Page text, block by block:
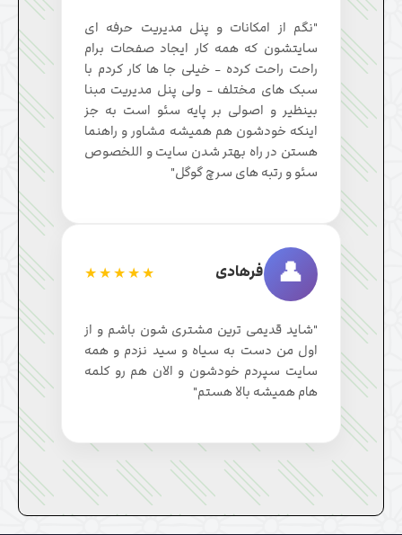
"نگم از امکانات و پنل مدیریت حرفه ای
سایتشون که همه کار ایجاد صفحات برام
راحت راحت کرده - خیلی جا ها کار کردم با
سبک های مختلف - ولی پنل مدیریت مبنا
بینظیر و اصولی بر پایه سئو است به جز
اینکه خودشون هم همیشه مشاور و راهنما
هستن در راه بهتر شدن سایت و اللخصوص
سئو و رتبه های سرچ گوگل"
👤 فرهادی ★★★★★
"شاید قدیمی ترین مشتری شون باشم و از
اول من دست به سیاه و سید نزدم و همه
سایت سپردم خودشون و الان هم رو کلمه
هام همیشه بالا هستم"